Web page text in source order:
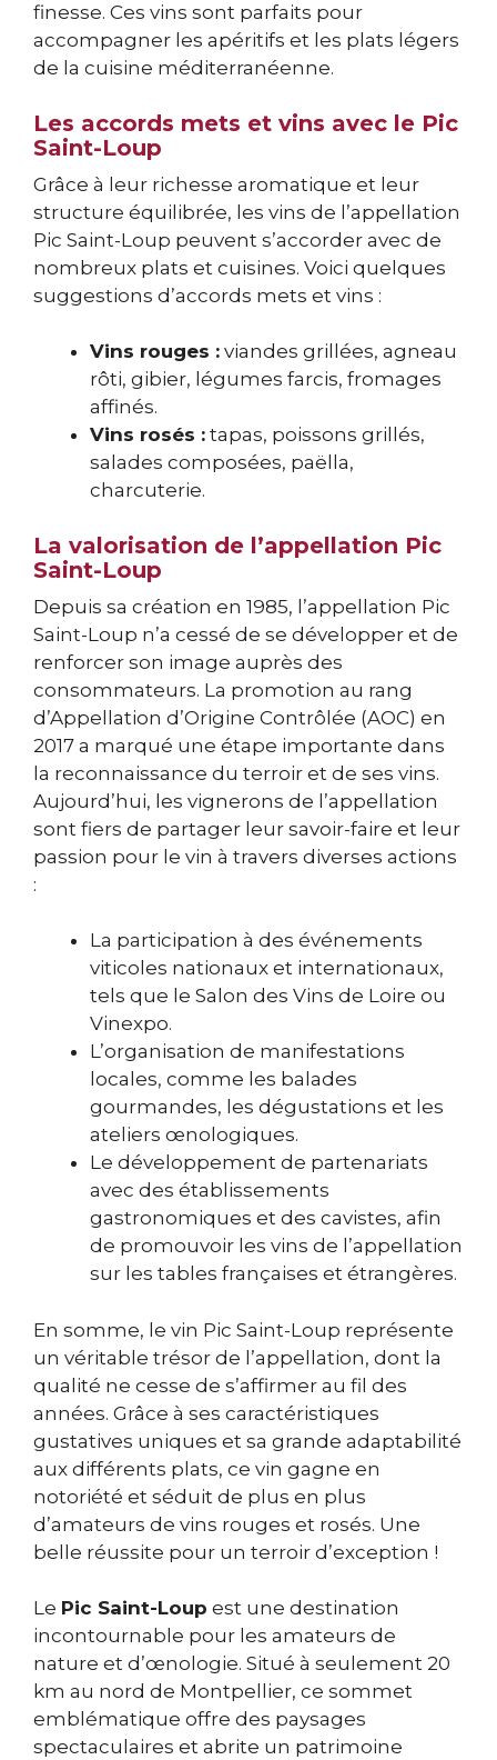
finesse. Ces vins sont parfaits pour
accompagner les apéritifs et les plats légers
de la cuisine méditerranéenne.
Les accords mets et vins avec le Pic
Saint-Loup
Grâce à leur richesse aromatique et leur
structure équilibrée, les vins de l’appellation
Pic Saint-Loup peuvent s’accorder avec de
nombreux plats et cuisines. Voici quelques
suggestions d’accords mets et vins :
Vins rouges : viandes grillées, agneau
rôti, gibier, légumes farcis, fromages
affinés.
Vins rosés : tapas, poissons grillés,
salades composées, paëlla,
charcuterie.
La valorisation de l’appellation Pic
Saint-Loup
Depuis sa création en 1985, l’appellation Pic
Saint-Loup n’a cessé de se développer et de
renforcer son image auprès des
consommateurs. La promotion au rang
d’Appellation d’Origine Contrôlée (AOC) en
2017 a marqué une étape importante dans
la reconnaissance du terroir et de ses vins.
Aujourd’hui, les vignerons de l’appellation
sont fiers de partager leur savoir-faire et leur
passion pour le vin à travers diverses actions
:
La participation à des événements
viticoles nationaux et internationaux,
tels que le Salon des Vins de Loire ou
Vinexpo.
L’organisation de manifestations
locales, comme les balades
gourmandes, les dégustations et les
ateliers œnologiques.
Le développement de partenariats
avec des établissements
gastronomiques et des cavistes, afin
de promouvoir les vins de l’appellation
sur les tables françaises et étrangères.
En somme, le vin Pic Saint-Loup représente
un véritable trésor de l’appellation, dont la
qualité ne cesse de s’affirmer au fil des
années. Grâce à ses caractéristiques
gustatives uniques et sa grande adaptabilité
aux différents plats, ce vin gagne en
notoriété et séduit de plus en plus
d’amateurs de vins rouges et rosés. Une
belle réussite pour un terroir d’exception !
Le Pic Saint-Loup est une destination
incontournable pour les amateurs de
nature et d’œnologie. Situé à seulement 20
km au nord de Montpellier, ce sommet
emblématique offre des paysages
spectaculaires et abrite un patrimoine